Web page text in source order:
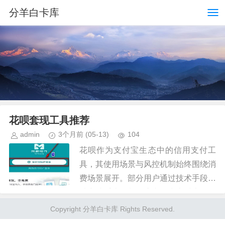
分羊白卡库
花呗套现工具推荐
admin 3个月前 (05-13) 104
花呗作为支付宝生态中的信用支付工
具，其使用场景与风控机制始终围绕消
费场景展开。部分用户通过技术手段尝
对平台规则的规避。从技术实现路径
看，部分软件通过模拟消费行为、伪
Copyright 分羊白卡库 Rights Reserved.